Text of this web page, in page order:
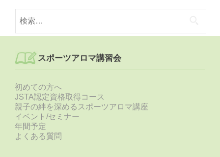
索:
スポーツアロマ講習会
初めての方へ
JSTA認定資格取得コース
親子の絆を深めるスポーツアロマ講座
イベント/セミナー
年間予定
よくある質問